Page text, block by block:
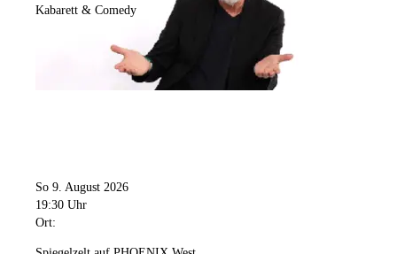
Kabarett & Comedy
So 9. August 2026
19:30 Uhr
Ort: